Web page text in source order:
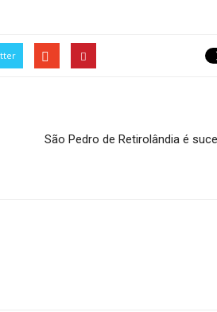
São Pedro de Retirolândia é